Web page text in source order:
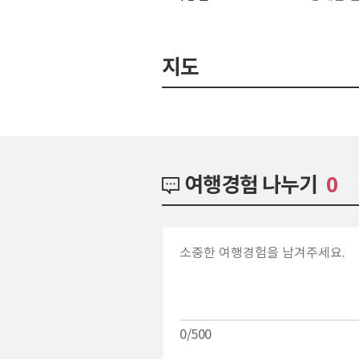
지도
여행경험 나누기 0
0/500